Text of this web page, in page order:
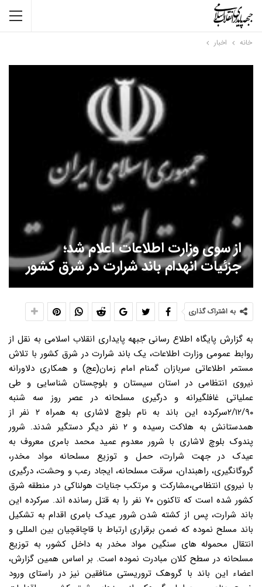
خانه اخبار
از سوی وزارت اطلاعات اعلام شد؛
جزئیات انهدام باند شرارت در شرق کشور
به اشتراک گذاری
به گزارش پایگاه اطلاع رسانی جبهه پایداری انقلاب اسلامی به نقل از
روابط عمومی وزارت اطلاعات، یک باند شرارت در شرق کشور با تلاش
مستمر اطلاعاتی سربازان گمنام امام زمان(عج) و همکاری دلاورانه
نیروی انتظامی در استان سیستان و بلوچستان شناسایی و طی
عملیاتی غافلگیرانه و درگیری مسلحانه در عصر روز سه شنبه
۲/۱۲/۹۰سرکرده این باند به نام بلوچ لاشاری به همراه ۲ نفر از
همدستانش به هلاکت رسیده و ۲ نفر دیگر دستگیر شدند. شرور
پندوک بلوچ لاشاری با شرور معدوم عمید محمد بامری معروف به
عیدک در جهت شرارت، حمل و توزیع مسلحانه مواد مخدر،
گروگانگیری، راهبندان، سرقت مسلحانه، ایجاد رعب و وحشت، درگیری
با نیروی انتظامی،مشارکت و مرتکب جنایات هولناکی در منطقه شرق
کشور شده است که تاکنون ۷۰ نفر را به قتل رسانده اند. سرکرده این
باند شرارت، پس از کشته شدن شرور عیدک بامری اقدام به تشکیل
باند مسلح نموده که ضمن برقراری ارتباط با قاچاقچیان بین المللی و
انتقال محموله های سنگین مواد مخدر به داخل کشور، به توزیع
مسلحانه در سطح کلان مبادرت نموده است. بر اساس همین گزارش،
اعضاء این باند با گروهک تروریستی منافقین نیز در راستای ورود